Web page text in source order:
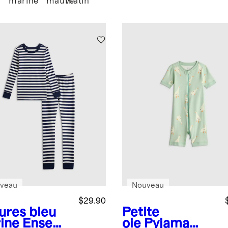
bleu
Ensem
$29.90
Petite
oie Pyjama
Nouveau